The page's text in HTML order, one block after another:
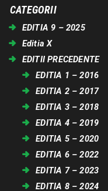
CATEGORII
EDITIA 9 – 2025
Editia X
EDITII PRECEDENTE
EDITIA 1 – 2016
EDITIA 2 – 2017
EDITIA 3 – 2018
EDITIA 4 – 2019
EDITIA 5 – 2020
EDITIA 6 – 2022
EDITIA 7 – 2023
EDITIA 8 – 2024